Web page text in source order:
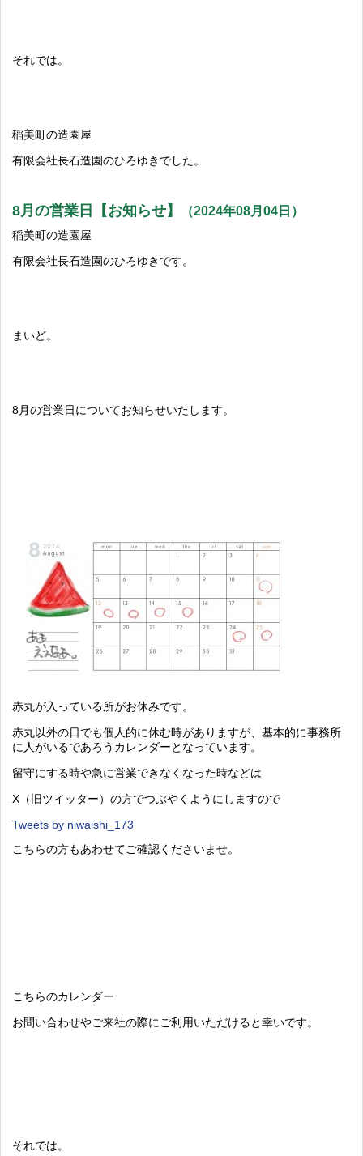
それでは。
稲美町の造園屋
有限会社長石造園のひろゆきでした。
8月の営業日【お知らせ】 （2024年08月04日）
稲美町の造園屋
有限会社長石造園のひろゆきです。
まいど。
8月の営業日についてお知らせいたします。
赤丸が入っている所がお休みです。
赤丸以外の日でも個人的に休む時がありますが、基本的に事務所
に人がいるであろうカレンダーとなっています。
留守にする時や急に営業できなくなった時などは
X（旧ツイッター）の方でつぶやくようにしますので
Tweets by niwaishi_173
こちらの方もあわせてご確認くださいませ。
こちらのカレンダー
お問い合わせやご来社の際にご利用いただけると幸いです。
それでは。